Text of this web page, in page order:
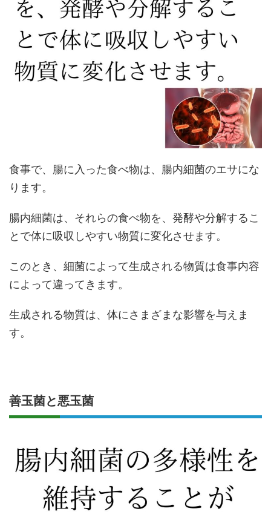
食事で、腸に入った食べ物は、腸内細菌のエサにな
ります。
腸内細菌は、それらの食べ物を、発酵や分解するこ
とで体に吸収しやすい物質に変化させます。
このとき、細菌によって生成される物質は食事内容
によって違ってきます。
生成される物質は、体にさまざまな影響を与えま
す。
善玉菌と悪玉菌